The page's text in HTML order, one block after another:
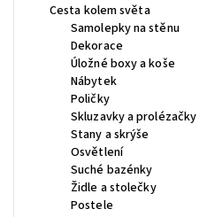
Cesta kolem světa
Samolepky na stěnu
Dekorace
Úložné boxy a koše
Nábytek
Poličky
Skluzavky a prolézačky
Stany a skrýše
Osvětlení
Suché bazénky
Židle a stolečky
Postele